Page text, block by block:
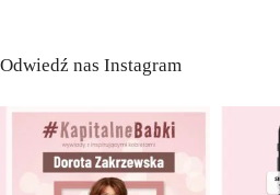
Odwiedź nas Instagram